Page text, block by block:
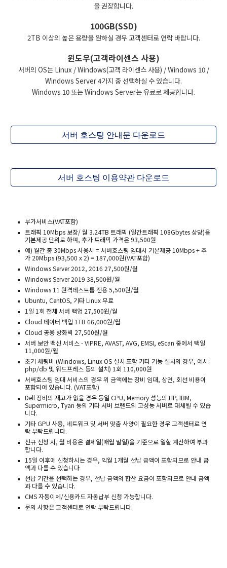
을 권장합니다.
100GB(SSD)
2TB 이상의 높은 용량을 원하실 경우 고객센터로 연락 바랍니다.
윈도우(고객라이센스 사용)
서버의 OS는 Linux / Windows(고객 라이센스 사용) / Windows 10 /
Windows Server 4가지 중 선택하실 수 있습니다.
Windows 10 또는 Windows Server는 유료로 제공합니다.
서버 호스팅 안내문 다운로드
서버 호스팅 이용약관 다운로드
부가서비스(VAT포함)
트래픽 10Mbps 보장/ 월 3.24TB 트래픽 (일간트래픽 108Gbytes 상당)을
기본제공 단위로 하며, 추가 트래픽 가격은 93,500원
예) 월간 총 30Mbps 사용시 = 서버호스팅 임대시 기본제공 10Mbps + 추
가 20Mbps (93,500 x 2) = 187,000원(VAT포함)
Windows Server 2012, 2016 27,500원/월
Windows Server 2019 38,500원/월
Windows 11 원격데스트톱 전용 5,500원/월
Ubuntu, CentOS, 기타 Linux 무료
1일 1회 전체 서버 백업 27,500원/월
Cloud 데이터 백업 1TB 66,000원/월
Cloud 공용 방화벽 27,500원/월
서버 보안 백신 서비스 - VIPRE, AVAST, AVG, EMSI, eScan 중에서 택일
11,000원/월
초기 세팅비 (Windows, Linux OS 설치 포함 기타 기능 설치의 경우, 예시:
php/db 및 워드프레스 등의 설치) 1회 110,000원
서버호스팅 임대 서비스의 경우 위 금액에는 장비 임대, 상면, 회선 비용이
포함되어 있습니다. (VAT포함)
Dell 장비의 재고가 없을 경우 동일 CPU, Memory 성능의 HP, IBM,
Supermicro, Tyan 등의 기타 서버 브랜드의 고성능 서버로 대체될 수 있습
니다.
기타 GPU 사용, 네트워크 및 서버 맞춤 사양이 필요한 경우 고객센터로 연
락 부탁드립니다.
신규 신청 시, 월 비용은 결제일(매월 말일)을 기준으로 일할 계산하여 부과
합니다.
15일 이후에 신청하시는 경우, 익월 1개월 선납 금액이 포함되므로 안내 금
액과 다를 수 있습니다
선납 기간을 선택하는 경우, 선납 금액의 합산 요금이 포함되므로 안내 금액
과 다를 수 있습니다.
CMS 자동이체/신용카드 자동납부 신청 가능합니다.
문의 사항은 고객센터로 연락 부탁드립니다.